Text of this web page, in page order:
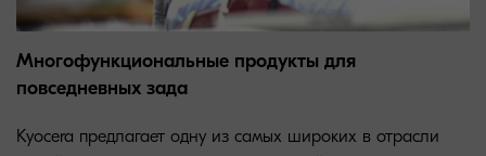
Многофункциональные продукты для
повседневных зада
Kyocera предлагает одну из самых широких в отрасли